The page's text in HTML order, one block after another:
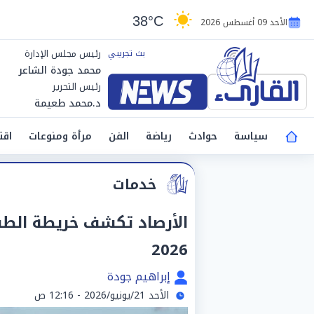
الأحد 09 أغسطس 2026 38°C
رئيس مجلس الإدارة
محمد جودة الشاعر
رئيس التحرير
د.محمد طعيمة
سياسة
حوادث رياضة الفن مرأة ومنوعات
خدمات
2026
إبراهيم جودة
الأحد 21/يونيو/2026 - 12:16 ص